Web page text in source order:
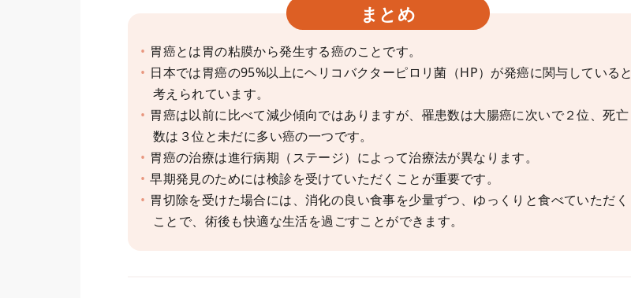
まとめ
胃癌とは胃の粘膜から発生する癌のことです。
日本では胃癌の95%以上にヘリコバクターピロリ菌（HP）が発癌に関与していると
考えられています。
胃癌は以前に比べて減少傾向ではありますが、罹患数は大腸癌に次いで２位、死亡
数は３位と未だに多い癌の一つです。
胃癌の治療は進行病期（ステージ）によって治療法が異なります。
早期発見のためには検診を受けていただくことが重要です。
胃切除を受けた場合には、消化の良い食事を少量ずつ、ゆっくりと食べていただく
ことで、術後も快適な生活を過ごすことができます。